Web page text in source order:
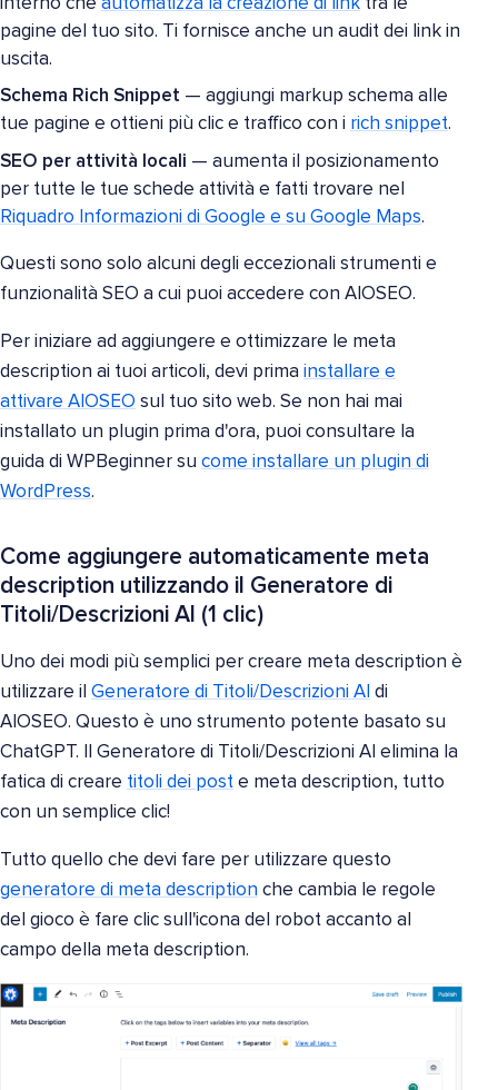
pagine del tuo sito. Ti fornisce anche un audit dei link in
uscita.
Schema Rich Snippet — aggiungi markup schema alle
tue pagine e ottieni più clic e traffico con i rich snippet.
SEO per attività locali — aumenta il posizionamento
per tutte le tue schede attività e fatti trovare nel
Riquadro Informazioni di Google e su Google Maps.
Questi sono solo alcuni degli eccezionali strumenti e
funzionalità SEO a cui puoi accedere con AIOSEO.
Per iniziare ad aggiungere e ottimizzare le meta
description ai tuoi articoli, devi prima installare e
attivare AIOSEO sul tuo sito web. Se non hai mai
installato un plugin prima d'ora, puoi consultare la
guida di WPBeginner su come installare un plugin di
WordPress.
Come aggiungere automaticamente meta
description utilizzando il Generatore di
Titoli/Descrizioni AI (1 clic)
Uno dei modi più semplici per creare meta description è
utilizzare il Generatore di Titoli/Descrizioni AI di
AIOSEO. Questo è uno strumento potente basato su
ChatGPT. Il Generatore di Titoli/Descrizioni AI elimina la
fatica di creare titoli dei post e meta description, tutto
con un semplice clic!
Tutto quello che devi fare per utilizzare questo
generatore di meta description che cambia le regole
del gioco è fare clic sull'icona del robot accanto al
campo della meta description.